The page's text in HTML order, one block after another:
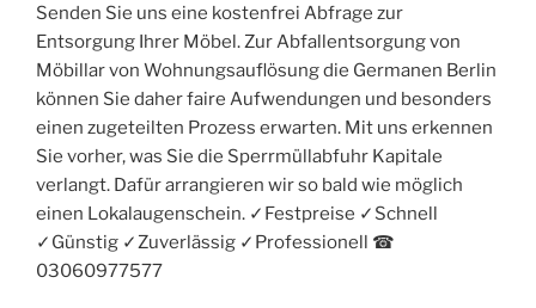
Senden Sie uns eine kostenfrei Abfrage zur
Entsorgung Ihrer Möbel. Zur Abfallentsorgung von
Möbillar von Wohnungsauflösung die Germanen Berlin
können Sie daher faire Aufwendungen und besonders
einen zugeteilten Prozess erwarten. Mit uns erkennen
Sie vorher, was Sie die Sperrmüllabfuhr Kapitale
verlangt. Dafür arrangieren wir so bald wie möglich
einen Lokalaugenschein. ✓Festpreise ✓Schnell
✓Günstig ✓Zuverlässig ✓Professionell ☎︎
03060977577